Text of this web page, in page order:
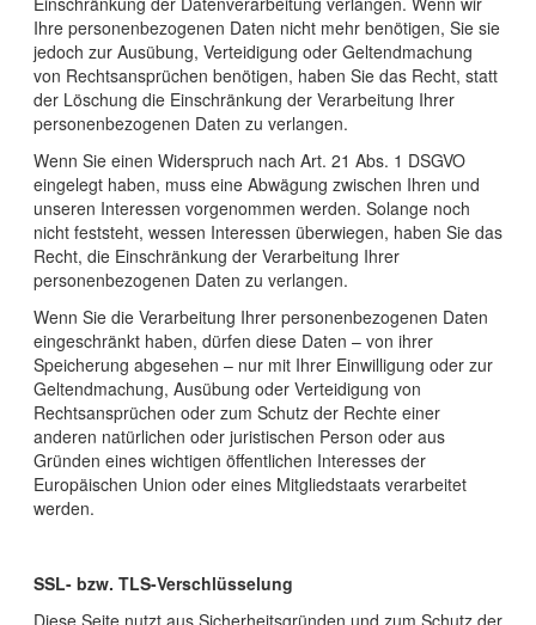
Ihre personenbezogenen Daten nicht mehr benötigen, Sie sie
jedoch zur Ausübung, Verteidigung oder Geltendmachung
von Rechtsansprüchen benötigen, haben Sie das Recht, statt
der Löschung die Einschränkung der Verarbeitung Ihrer
personenbezogenen Daten zu verlangen.
Wenn Sie einen Widerspruch nach Art. 21 Abs. 1 DSGVO
eingelegt haben, muss eine Abwägung zwischen Ihren und
unseren Interessen vorgenommen werden. Solange noch
nicht feststeht, wessen Interessen überwiegen, haben Sie das
Recht, die Einschränkung der Verarbeitung Ihrer
personenbezogenen Daten zu verlangen.
Wenn Sie die Verarbeitung Ihrer personenbezogenen Daten
eingeschränkt haben, dürfen diese Daten – von ihrer
Speicherung abgesehen – nur mit Ihrer Einwilligung oder zur
Geltendmachung, Ausübung oder Verteidigung von
Rechtsansprüchen oder zum Schutz der Rechte einer
anderen natürlichen oder juristischen Person oder aus
Gründen eines wichtigen öffentlichen Interesses der
Europäischen Union oder eines Mitgliedstaats verarbeitet
werden.
SSL- bzw. TLS-Verschlüsselung
Diese Seite nutzt aus Sicherheitsgründen und zum Schutz der